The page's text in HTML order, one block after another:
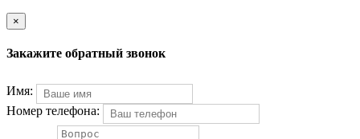
×
Закажите обратный звонок
Имя:
Номер телефона: